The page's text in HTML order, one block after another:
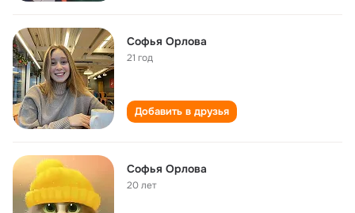
Софья Орлова
21 год
Добавить в друзья
Софья Орлова
20 лет